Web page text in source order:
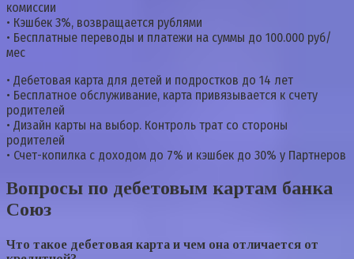
комиссии
• Кэшбек 3%, возвращается рублями
• Бесплатные переводы и платежи на суммы до 100.000 руб/
мес
• Дебетовая карта для детей и подростков до 14 лет
• Бесплатное обслуживание, карта привязывается к счету
родителей
• Дизайн карты на выбор. Контроль трат со стороны
родителей
• Счет-копилка с доходом до 7% и кэшбек до 30% у Партнеров
Вопросы по дебетовым картам банка
Союз
Что такое дебетовая карта и чем она отличается от